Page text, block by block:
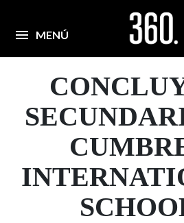
MENÚ